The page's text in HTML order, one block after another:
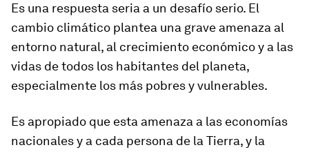
Es una respuesta seria a un desafío serio. El
cambio climático plantea una grave amenaza al
entorno natural, al crecimiento económico y a las
vidas de todos los habitantes del planeta,
especialmente los más pobres y vulnerables.
Es apropiado que esta amenaza a las economías
nacionales y a cada persona de la Tierra, y la